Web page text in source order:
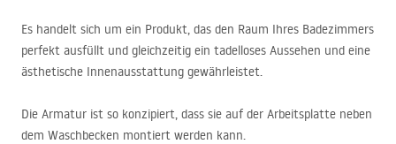
Es handelt sich um ein Produkt, das den Raum Ihres Badezimmers
perfekt ausfüllt und gleichzeitig ein tadelloses Aussehen und eine
ästhetische Innenausstattung gewährleistet.
Die Armatur ist so konzipiert, dass sie auf der Arbeitsplatte neben
dem Waschbecken montiert werden kann.